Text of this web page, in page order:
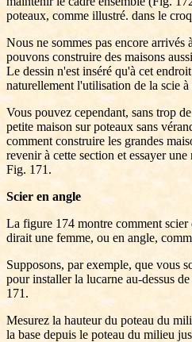
poteaux, comme illustré. dans le
Nous ne sommes pas encore arrivés
pouvons construire des maisons
Le dessin n'est inséré qu'à cet
naturellement l'utilisation de la scie à
Vous pouvez cependant, sans trop
petite maison sur poteaux sans
comment construire les grandes
revenir à cette section et essayer
Fig. 171.
Scier en angle
La figure 174 montre comment scier
dirait une femme, ou en angle,
Supposons, par exemple, que vous
pour installer la lucarne au-dessus
171.
Mesurez la hauteur du poteau du
la base depuis le poteau du milieu